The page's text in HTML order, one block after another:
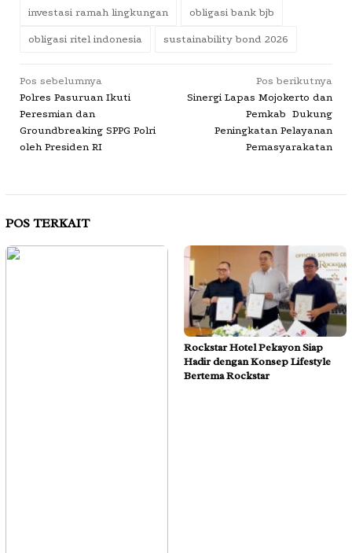
investasi ramah lingkungan obligasi bank bjb
obligasi ritel indonesia sustainability bond 2026
Navigasi
pos
Pos sebelumnya
Polres Pasuruan Ikuti
Peresmian dan
Groundbreaking SPPG Polri
oleh Presiden RI
Pos berikutnya
Sinergi Lapas Mojokerto dan
Pemkab Dukung
Peningkatan Pelayanan
Pemasyarakatan
POS TERKAIT
Rockstar Hotel Pekayon Siap
Hadir dengan Konsep Lifestyle
Bertema Rockstar